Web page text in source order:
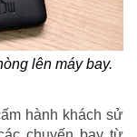
lên máy bay.
hành khách sử